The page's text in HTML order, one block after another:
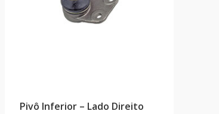
Pivô Inferior – Lado Direito